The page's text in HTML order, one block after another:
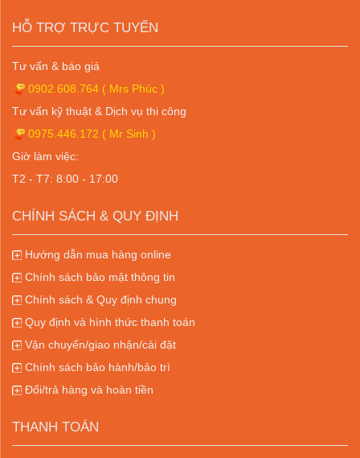
HỖ TRỢ TRỰC TUYẾN
Tư vấn & báo giá
0902.608.764 ( Mrs Phúc )
Tư vấn kỹ thuật & Dịch vụ thi công
0975.446.172 ( Mr Sinh )
Giờ làm việc:
T2 - T7: 8:00 - 17:00
CHÍNH SÁCH & QUY ĐỊNH
Hướng dẫn mua hàng online
Chính sách bảo mật thông tin
Chính sách & Quy định chung
Quy định và hình thức thanh toán
Vận chuyển/giao nhận/cài đặt
Chính sách bảo hành/bảo trì
Đổi/trả hàng và hoàn tiền
THANH TOÁN